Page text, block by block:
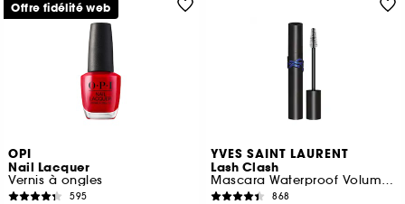
OPI
Nail Lacquer
Vernis à ongles
595
Offre fidélité web
YVES SAINT LAURENT
Lash Clash
Mascara Waterproof Volume Extrême
868